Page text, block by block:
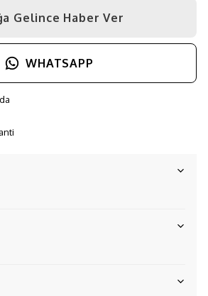
Gelince Haber Ver
WHATSAPP